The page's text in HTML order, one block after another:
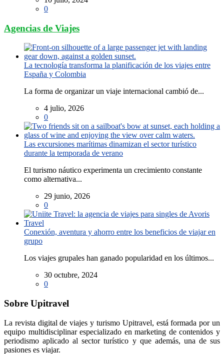
0
Agencias de Viajes
La tecnología transforma la planificación de los viajes entre
España y Colombia
La forma de organizar un viaje internacional cambió de...
4 julio, 2026
0
Las excursiones marítimas dinamizan el sector turístico
durante la temporada de verano
El turismo náutico experimenta un crecimiento constante
como alternativa...
29 junio, 2026
0
Conexión, aventura y ahorro entre los beneficios de viajar en
grupo
Los viajes grupales han ganado popularidad en los últimos...
30 octubre, 2024
0
Sobre Upitravel
La revista digital de viajes y turismo Upitravel, está formada por un
equipo multidisciplinar especializado en marketing de contenidos y
periodismo aplicado al sector turístico y que además, una de sus
pasiones es viajar.